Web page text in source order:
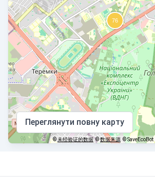
Переглянути повну карту
©未经验证的数据 ©数据来源 © SaveEcoBot